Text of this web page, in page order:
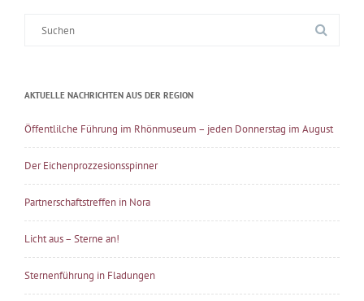
AKTUELLE NACHRICHTEN AUS DER REGION
Öffentlilche Führung im Rhönmuseum – jeden Donnerstag im August
Der Eichenprozzesionsspinner
Partnerschaftstreffen in Nora
Licht aus – Sterne an!
Sternenführung in Fladungen